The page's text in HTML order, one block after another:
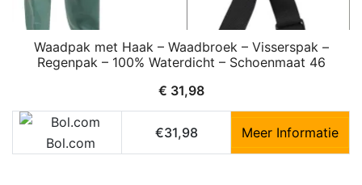
Waadpak met Haak – Waadbroek – Visserspak –
Regenpak – 100% Waterdicht – Schoenmaat 46
€ 31,98
Bol.com
€31,98 Meer Informatie